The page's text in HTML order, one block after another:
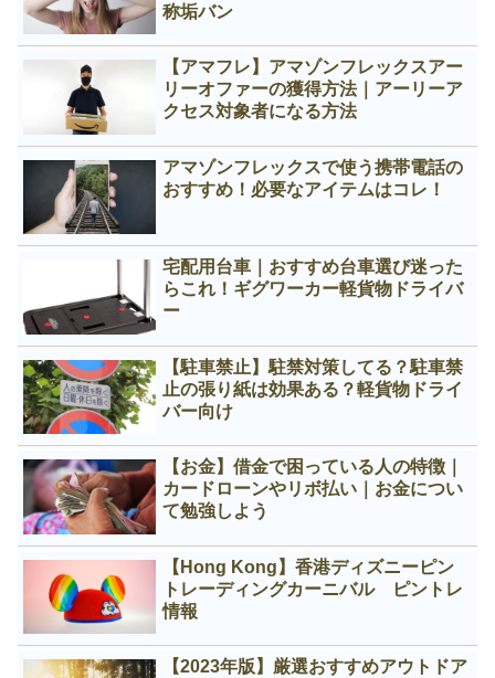
称垢バン
【アマフレ】アマゾンフレックスアー
リーオファーの獲得方法｜アーリーア
クセス対象者になる方法
アマゾンフレックスで使う携帯電話の
おすすめ！必要なアイテムはコレ！
宅配用台車｜おすすめ台車選び迷った
らこれ！ギグワーカー軽貨物ドライバ
ー
【駐車禁止】駐禁対策してる？駐車禁
止の張り紙は効果ある？軽貨物ドライ
バー向け
【お金】借金で困っている人の特徴｜
カードローンやリボ払い｜お金につい
て勉強しよう
【Hong Kong】香港ディズニーピン
トレーディングカーニバル ピントレ
情報
【2023年版】厳選おすすめアウトドア